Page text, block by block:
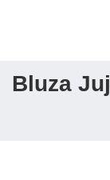
Bluza